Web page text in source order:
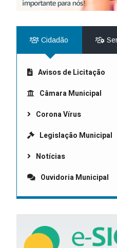
Cidadão
Avisos de Licitação
Câmara Municipal
Corona Vírus
Legislação Municipal
Notícias
Ouvidoria Municipal